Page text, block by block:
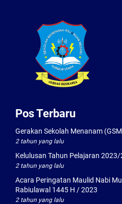
Pos Terbaru
Gerakan Sekolah Menanam
2 tahun yang lalu
Kelulusan Tahun Pelajaran
2 tahun yang lalu
Acara Peringatan Maulid Nabi
Rabiulawal 1445 H / 2023
2 tahun yang lalu